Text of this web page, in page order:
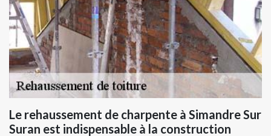
Le rehaussement de charpente à Simandre Sur
Suran est indispensable à la construction